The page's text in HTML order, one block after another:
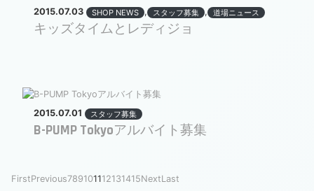
2015.07.03 SHOP NEWS , スタッフ募集 , 道場ニュース
キッズタイムとレディジョ
2015.07.01 スタッフ募集
B-PUMP Tokyoアルバイト募集
FirstPrevious789101112131415NextLast